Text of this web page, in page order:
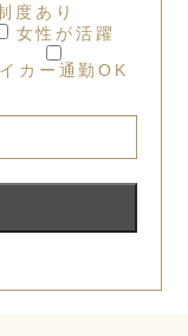
度あり
女性が活躍
カー通勤OK